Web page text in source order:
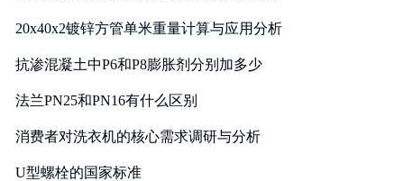
20x40x2镀锌方管单米重量计算与应用分析
抗渗混凝土中P6和P8膨胀剂分别加多少
法兰PN25和PN16有什么区别
消费者对洗衣机的核心需求调研与分析
U型螺栓的国家标准